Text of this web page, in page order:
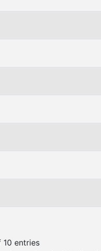
10 entries